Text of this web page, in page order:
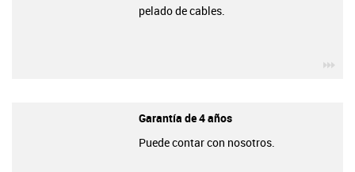
pelado de cables.
Garantía de 4 años
Puede contar con nosotros.